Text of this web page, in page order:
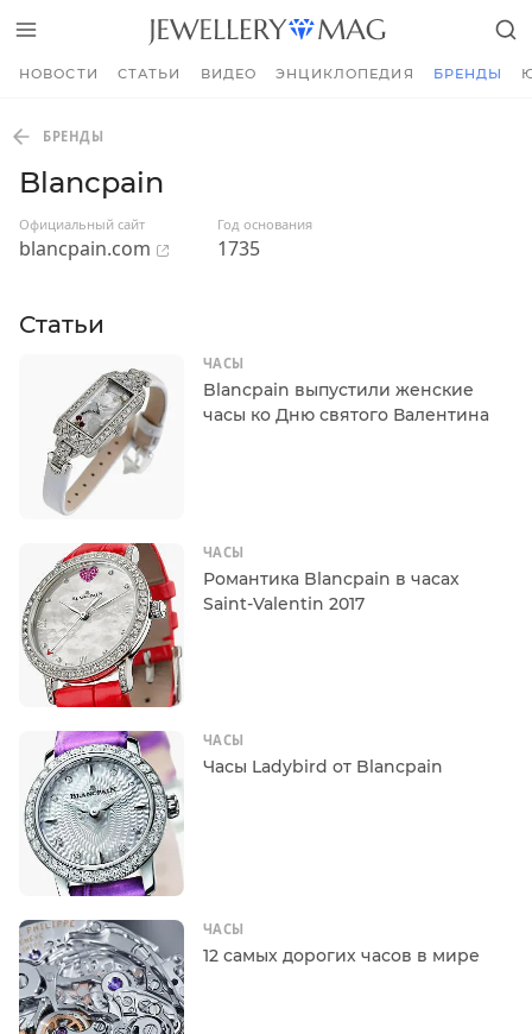
НОВОСТИ СТАТЬИ ВИДЕО ЭНЦИКЛОПЕДИЯ БРЕНДЫ
БРЕНДЫ
Blancpain
Официальный сайт
blancpain.com
Год основания
1735
Статьи
ЧАСЫ
Blancpain выпустили женские
часы ко Дню святого Валентина
ЧАСЫ
Романтика Blancpain в часах
Saint-Valentin 2017
ЧАСЫ
Часы Ladybird от Blancpain
ЧАСЫ
12 самых дорогих часов в мире